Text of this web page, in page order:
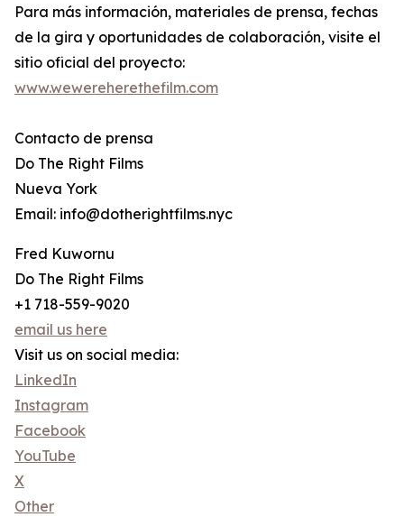
Para más información, materiales de prensa, fechas
de la gira y oportunidades de colaboración, visite el
sitio oficial del proyecto:
www.wewereherethefilm.com
Contacto de prensa
Do The Right Films
Nueva York
Email: info@dotherightfilms.nyc
Fred Kuwornu
Do The Right Films
+1 718-559-9020
email us here
Visit us on social media:
LinkedIn
Instagram
Facebook
YouTube
X
Other